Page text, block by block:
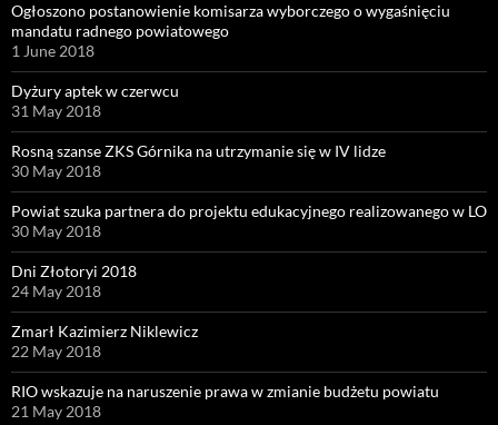
Ogłoszono postanowienie komisarza wyborczego o wygaśnięciu
mandatu radnego powiatowego
1 June 2018
Dyżury aptek w czerwcu
31 May 2018
Rosną szanse ZKS Górnika na utrzymanie się w IV lidze
30 May 2018
Powiat szuka partnera do projektu edukacyjnego realizowanego w LO
30 May 2018
Dni Złotoryi 2018
24 May 2018
Zmarł Kazimierz Niklewicz
22 May 2018
RIO wskazuje na naruszenie prawa w zmianie budżetu powiatu
21 May 2018